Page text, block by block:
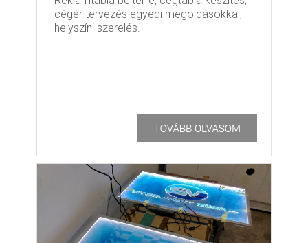
cégér tervezés egyedi megoldásokkal,
helyszíni szerelés.